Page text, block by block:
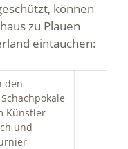
können
zu Plauen
eintauchen:
den
Künstler
und